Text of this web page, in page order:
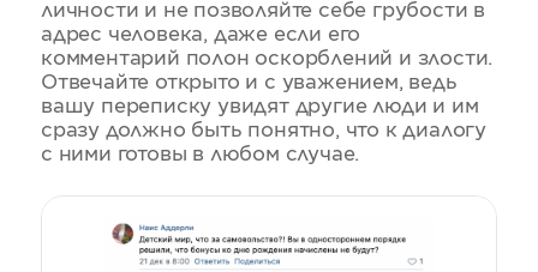
личности и не позволяйте себе грубости в
адрес человека, даже если его
комментарий полон оскорблений и злости.
Отвечайте открыто и с уважением, ведь
вашу переписку увидят другие люди и им
сразу должно быть понятно, что к диалогу
с ними готовы в любом случае.